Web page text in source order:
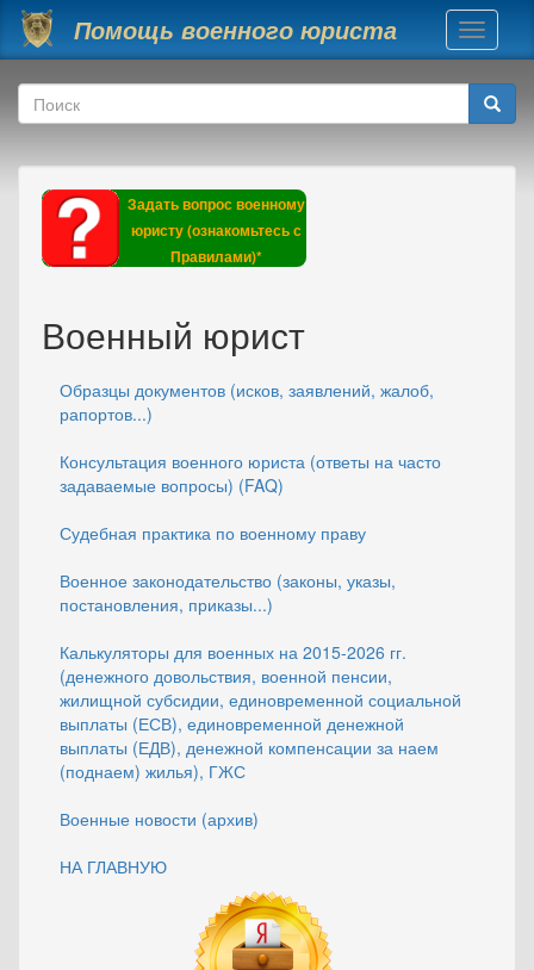
Перейти к основному содержанию
Помощь военного юриста
Toggle
Форма поиска
Поиск
Задать вопрос военному
юристу (ознакомьтесь с
Правилами)*
Военный юрист
Образцы документов (исков, заявлений, жалоб,
рапортов...)
Консультация военного юриста (ответы на часто
задаваемые вопросы) (FAQ)
Судебная практика по военному праву
Военное законодательство (законы, указы,
постановления, приказы...)
Калькуляторы для военных на 2015-2026 гг.
(денежного довольствия, военной пенсии,
жилищной субсидии, единовременной социальной
выплаты (ЕСВ), единовременной денежной
выплаты (ЕДВ), денежной компенсации за наем
(поднаем) жилья), ГЖС
Военные новости (архив)
НА ГЛАВНУЮ